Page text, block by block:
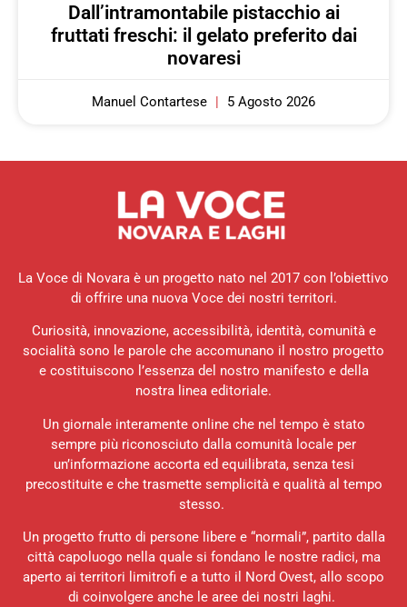
Dall’intramontabile pistacchio ai
fruttati freschi: il gelato preferito dai
novaresi
Manuel Contartese 5 Agosto 2026
La Voce di Novara è un progetto nato nel 2017 con l’obiettivo
di offrire una nuova Voce dei nostri territori.
Curiosità, innovazione, accessibilità, identità, comunità e
socialità sono le parole che accomunano il nostro progetto
e costituiscono l’essenza del nostro manifesto e della
nostra linea editoriale.
Un giornale interamente online che nel tempo è stato
sempre più riconosciuto dalla comunità locale per
un’informazione accorta ed equilibrata, senza tesi
precostituite e che trasmette semplicità e qualità al tempo
stesso.
Un progetto frutto di persone libere e “normali”, partito dalla
città capoluogo nella quale si fondano le nostre radici, ma
aperto ai territori limitrofi e a tutto il Nord Ovest, allo scopo
di coinvolgere anche le aree dei nostri laghi.